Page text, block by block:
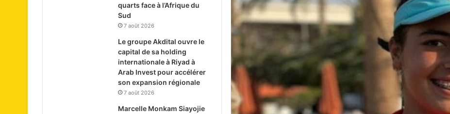
quarts face à l’Afrique du
Sud
7 août 2026
Le groupe Akdital ouvre le
capital de sa holding
internationale à Riyad à
Arab Invest pour accélérer
son expansion régionale
7 août 2026
Marcelle Monkam Siayojie